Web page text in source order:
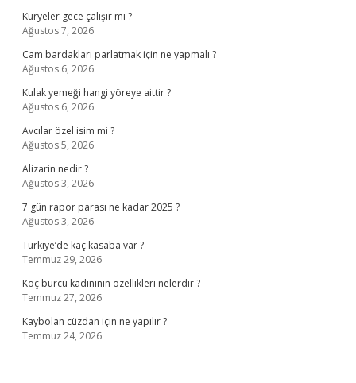
Kuryeler gece çalışır mı ?
Ağustos 7, 2026
Cam bardakları parlatmak için ne yapmalı ?
Ağustos 6, 2026
Kulak yemeği hangi yöreye aittir ?
Ağustos 6, 2026
Avcılar özel isim mi ?
Ağustos 5, 2026
Alizarin nedir ?
Ağustos 3, 2026
7 gün rapor parası ne kadar 2025 ?
Ağustos 3, 2026
Türkiye’de kaç kasaba var ?
Temmuz 29, 2026
Koç burcu kadınının özellikleri nelerdir ?
Temmuz 27, 2026
Kaybolan cüzdan için ne yapılır ?
Temmuz 24, 2026